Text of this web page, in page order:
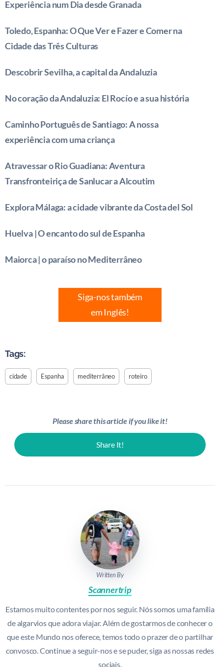
Experiência num Dia desde Granada
Toledo, Espanha: O Que Ver e Fazer e Comer na
Cidade das Três Culturas
Descobrir Sevilha, a capital da Andaluzia
No coração da Andaluzia: El Rocío e a sua história
Caminho Português de Santiago: A nossa
experiência com uma criança
Atravessar o Rio Guadiana: Aventura
Transfronteiriça de Sanlucar a Alcoutim
Explora Málaga: a cidade vibrante da Costa del Sol
Huelva | O encanto do sul de Espanha
Maiorca | o paraíso no Mediterrâneo
Siga-nos também
em Inglês!
Tags:
cidade Espanha mediterrâneo roteiro
Please share this article if you like it!
Share It!
Written By
Scannertrip
Estamos muito contentes por nos seguir. Nós somos uma família
de algarvios que adora viajar. Além de gostarmos de conhecer o
que este Mundo nos oferece, temos todo o prazer de o partilhar
convosco. Continue a seguir-nos e se puder, siga as nossas redes
sociais.